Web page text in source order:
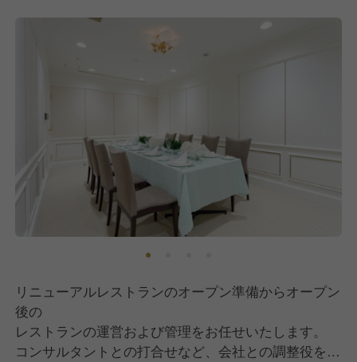
けます。
リニューアルレストランのオープン準備からオープン
後の
レストランの運営および管理をお任せいたします。
コンサルタントとの打合せなど、会社との調整役をお